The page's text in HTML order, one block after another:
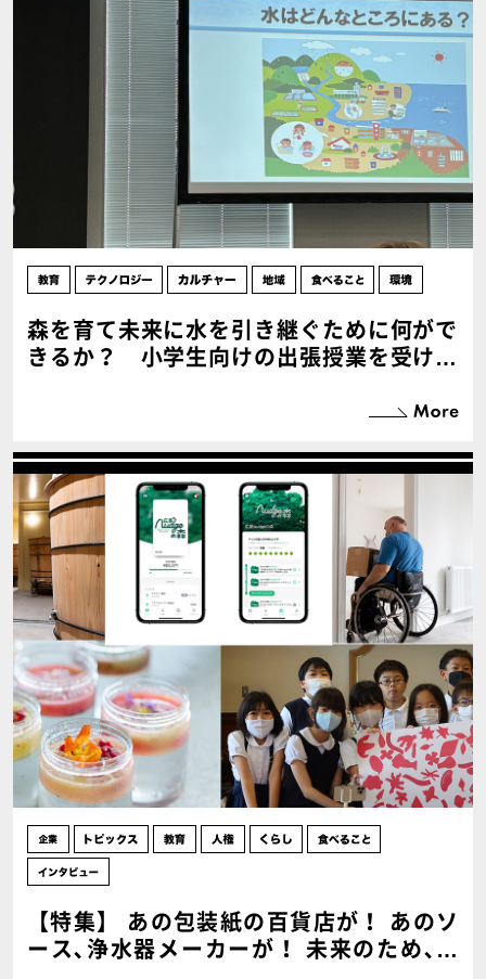
森を育て未来に水を引き継ぐために何がで
きるか？ 小学生向けの出張授業を受けて
【特集】 あの包装紙の百貨店が！ あのソ
ース､浄水器メーカーが！ 未来のため､は